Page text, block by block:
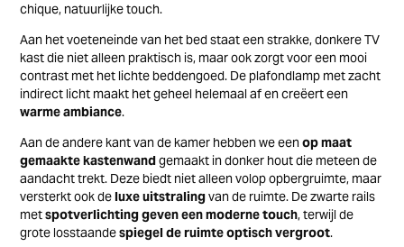
chique, natuurlijke touch.
Aan het voeteneinde van het bed staat een strakke, donkere TV
kast die niet alleen praktisch is, maar ook zorgt voor een mooi
contrast met het lichte beddengoed. De plafondlamp met zacht
indirect licht maakt het geheel helemaal af en creëert een
warme ambiance.
Aan de andere kant van de kamer hebben we eenop maat
gemaakte kastenwandgemaakt in donker hout die meteen de
aandacht trekt. Deze biedt niet alleen volop opbergruimte, maar
versterkt ook deluxe uitstralingvan de ruimte. De zwarte rails
metspotverlichting geven een moderne touch, terwijl de
grote losstaandespiegel de ruimte optisch vergroot.